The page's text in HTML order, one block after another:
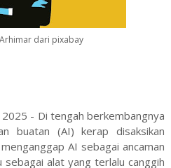
dari pixabay
- Di tengah berkembangnya
buatan (AI) kerap disaksikan
AI sebagai ancaman
alat yang terlalu canggih